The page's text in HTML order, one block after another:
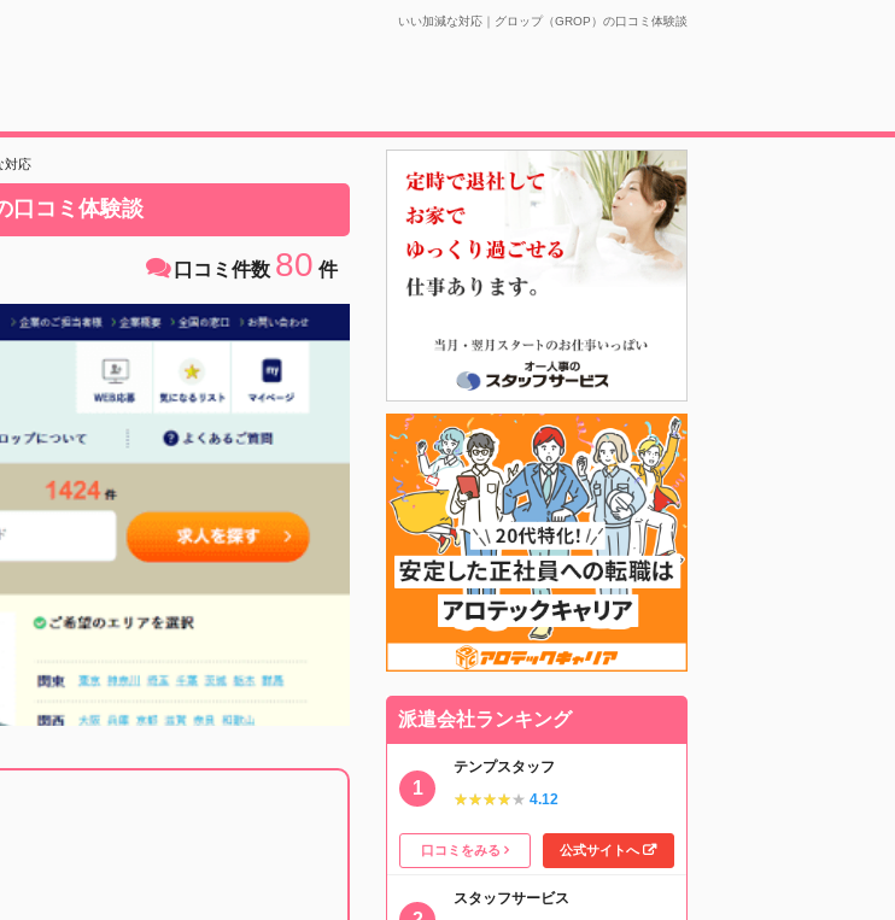
いい加減な対応｜グロップ（GROP）の口コミ体験談
対応
口コミ体験談
口コミ件数 80 件
派遣会社ランキング
テンプスタッフ
★★★★★
★★★★★ 4.12
口コミをみる 公式サイトへ
スタッフサービス